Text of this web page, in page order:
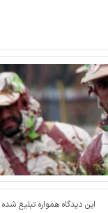
این دیدگاه همواره تبلیغ